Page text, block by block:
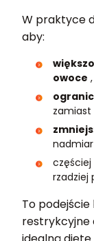
W praktyce
aby:
owoce
zamiast
rzadziej
To podejście
restrykcyjne